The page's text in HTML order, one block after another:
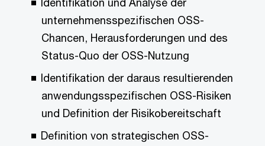
unternehmensspezifischen OSS-
Chancen, Herausforderungen und des
Status-Quo der OSS-Nutzung
Identifikation der daraus resultierenden
anwendungsspezifischen OSS-Risiken
und Definition der Risikobereitschaft
Definition von strategischen OSS-